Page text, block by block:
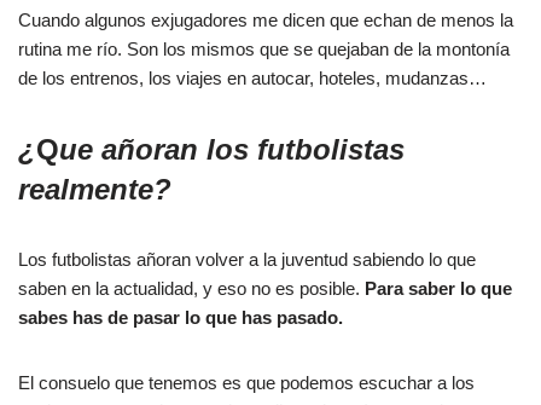
Cuando algunos exjugadores me dicen que echan de menos la
rutina me río. Son los mismos que se quejaban de la montonía
de los entrenos, los viajes en autocar, hoteles, mudanzas…
¿Que añoran los futbolistas
realmente?
Los futbolistas añoran volver a la juventud sabiendo lo que
saben en la actualidad, y eso no es posible. Para saber lo que
sabes has de pasar lo que has pasado.
El consuelo que tenemos es que podemos escuchar a los